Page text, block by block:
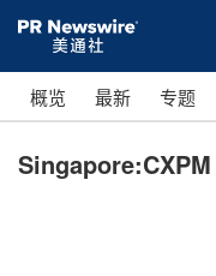
概览 最新 专题
Singapore:CXPM